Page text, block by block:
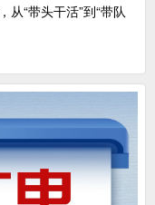
“带头干活”到“带队